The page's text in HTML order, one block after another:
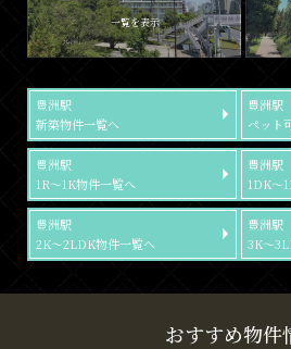
一覧を表示
豊洲駅
新築物件一覧へ
豊洲駅
ペット
豊洲駅
1R～1K物件一覧へ
豊洲駅
1DK～
豊洲駅
2K～2LDK物件一覧へ
豊洲駅
3K～
おすすめ物件